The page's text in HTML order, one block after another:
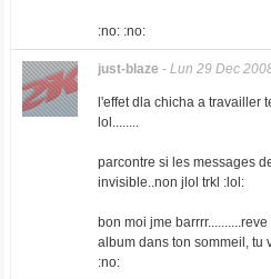
:no: :no:
just-blaze - Lun 29 Dec
l'effet dla chicha a travailler
lol........
parcontre si les messages
invisible..non jlol trkl :lol:
bon moi jme
album dans ton sommeil, tu
:no: